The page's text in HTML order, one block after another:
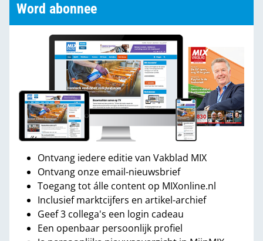
Word abonnee
Ontvang iedere editie van Vakblad MIX
Ontvang onze email-nieuwsbrief
Toegang tot álle content op MIXonline.nl
Inclusief marktcijfers en artikel-archief
Geef 3 collega's een login cadeau
Een openbaar persoonlijk profiel